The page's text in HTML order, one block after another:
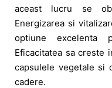
aceast lucru se
Energizarea si
optiune excelenta
Eficacitatea sa creste
capsulele vegetale si
cadere.